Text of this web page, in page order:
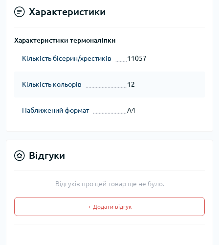
Характеристики
Характеристики термоналіпки
Кількість бісерин/хрестиків 11057
Кількість кольорів 12
Наближений формат А4
Відгуки
Відгуків про цей товар ще не було.
+ Додати відгук